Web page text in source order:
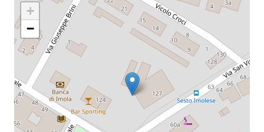
Catalogo
on line
Eventi
+
−